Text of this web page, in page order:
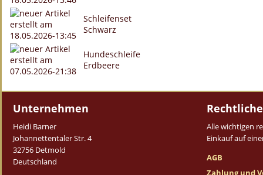
Schleifenset
Schwarz
Hundeschleife
Erdbeere
Unternehmen
Heidi Barner
Johannettentaler Str. 4
32756 Detmold
Deutschland
Alle wichtigen
Einkauf auf
AGB
Zahlung und